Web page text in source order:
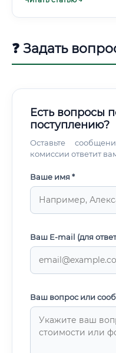
❓ Задать
Есть вопросы
поступлению?
Оставьте
комиссии ответит
Ваше имя *
Ваш E-mail (для
Ваш вопрос или